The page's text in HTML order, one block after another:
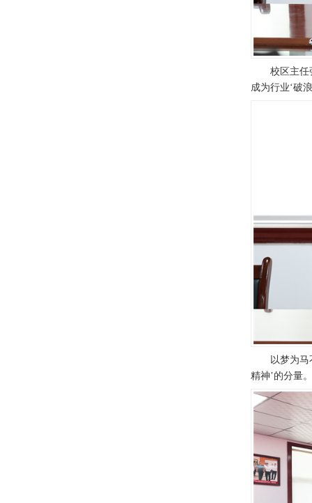
校区主任
成为行业‘破
以梦为
精神’的分量